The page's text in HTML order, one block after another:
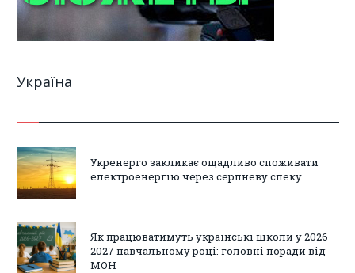
Україна
Укренерго закликає ощадливо споживати
електроенергію через серпневу спеку
Як працюватимуть українські школи у 2026–
2027 навчальному році: головні поради від
МОН